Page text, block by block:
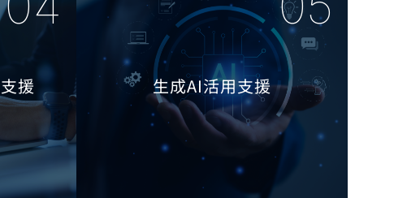
援 生成AI活用支援